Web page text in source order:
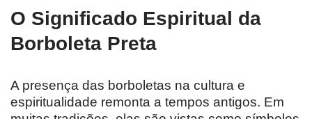
O Significado Espiritual da
Borboleta Preta
A presença das borboletas na cultura e
espiritualidade remonta a tempos antigos. Em